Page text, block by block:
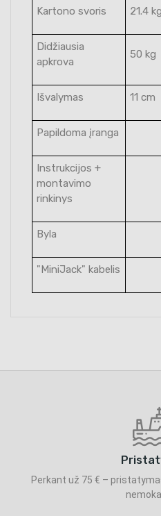
Kartono svoris 21.4 kg
Didžiausia
apkrova
50 kg
Išvalymas 11 cm
Papildoma įranga
Instrukcijos +
montavimo
rinkinys
Byla
"MiniJack" kabelis
Perkant už 75 € –